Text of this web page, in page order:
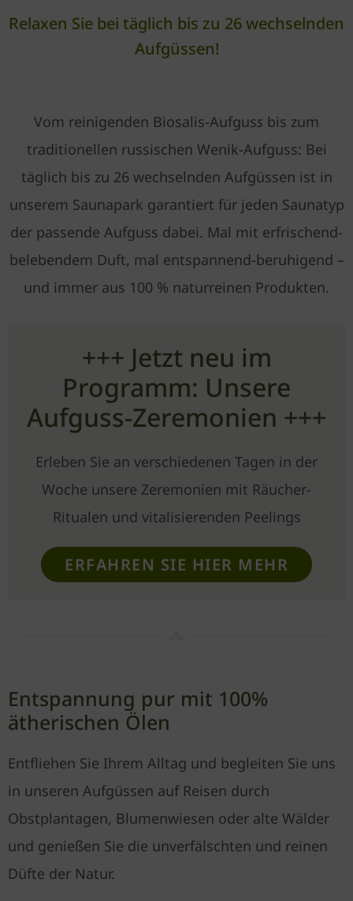
Relaxen Sie bei täglich bis zu 26 wechselnden
Aufgüssen!
Vom reinigenden Biosalis-Aufguss bis zum
traditionellen russischen Wenik-Aufguss: Bei
täglich bis zu 26 wechselnden Aufgüssen ist in
unserem Saunapark garantiert für jeden Saunatyp
der passende Aufguss dabei. Mal mit erfrischend-
belebendem Duft, mal entspannend-beruhigend –
und immer aus 100 % naturreinen Produkten.
+++ Jetzt neu im
Programm: Unsere
Aufguss-Zeremonien +++
Erleben Sie an verschiedenen Tagen in der
Woche unsere Zeremonien mit Räucher-
Ritualen und vitalisierenden Peelings
ERFAHREN SIE HIER MEHR
Entspannung pur mit 100%
ätherischen Ölen
Entfliehen Sie Ihrem Alltag und begleiten Sie uns
in unseren Aufgüssen auf Reisen durch
Obstplantagen, Blumenwiesen oder alte Wälder
und genießen Sie die unverfälschten und reinen
Düfte der Natur.